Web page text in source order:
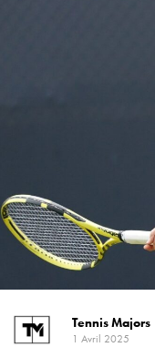
Tennis Majors
1 Avril 2025